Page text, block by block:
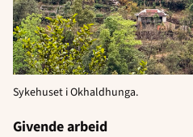
Sykehuset i Okhaldhunga.
Givende arbeid